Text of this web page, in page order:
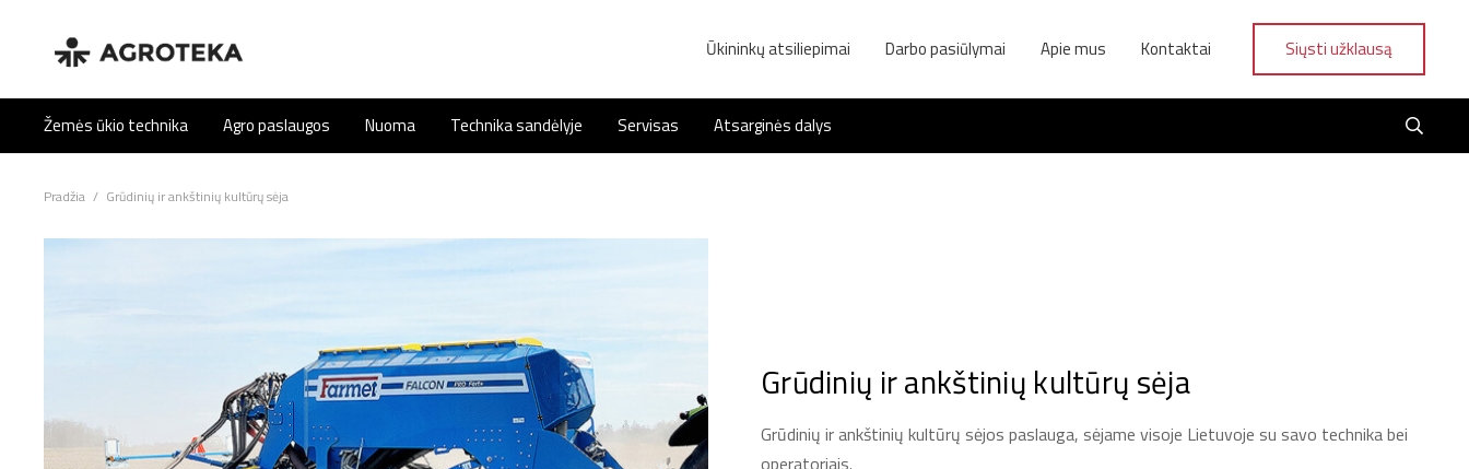
Ūkininkų atsiliepimai Darbo pasiūlymai Apie mus Kontaktai Siųsti užklausą
Žemės ūkio technika Agro paslaugos Nuoma Technika sandėlyje Servisas Atsarginės dalys
Pradžia / Grūdinių ir ankštinių kultūrų sėja
Grūdinių ir ankštinių kultūrų sėja
Grūdinių ir ankštinių kultūrų sėjos paslauga, sėjame visoje Lietuvoje su savo technika bei
operatoriais.